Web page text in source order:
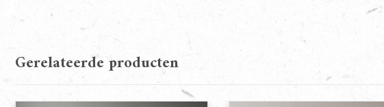
Gerelateerde producten